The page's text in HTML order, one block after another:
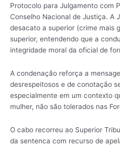
Protocolo para Julgamento com
Conselho Nacional de Justiça. A
desacato a superior (crime mais
superior, entendendo que a
integridade moral da oficial de
A condenação reforça a
desrespeitosos e de conotação
especialmente em um contexto
mulher, não são tolerados nas
O cabo recorreu ao Superior
da sentenca com recurso de